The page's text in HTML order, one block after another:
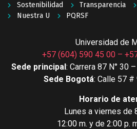
Sostenibilidad
Transparencia
Nuestra U
PQRSF
Universidad de
+57 (604) 590 45 00–
Sede principal : Carrera 87 N° 30
Sede Bogotá: Calle 57 #
Horario de
Lunes a viernes de
12:00 m. y de 2:00 p.